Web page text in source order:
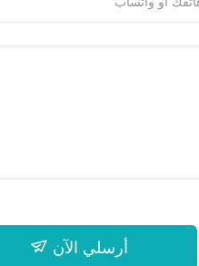
أرسلي الآن